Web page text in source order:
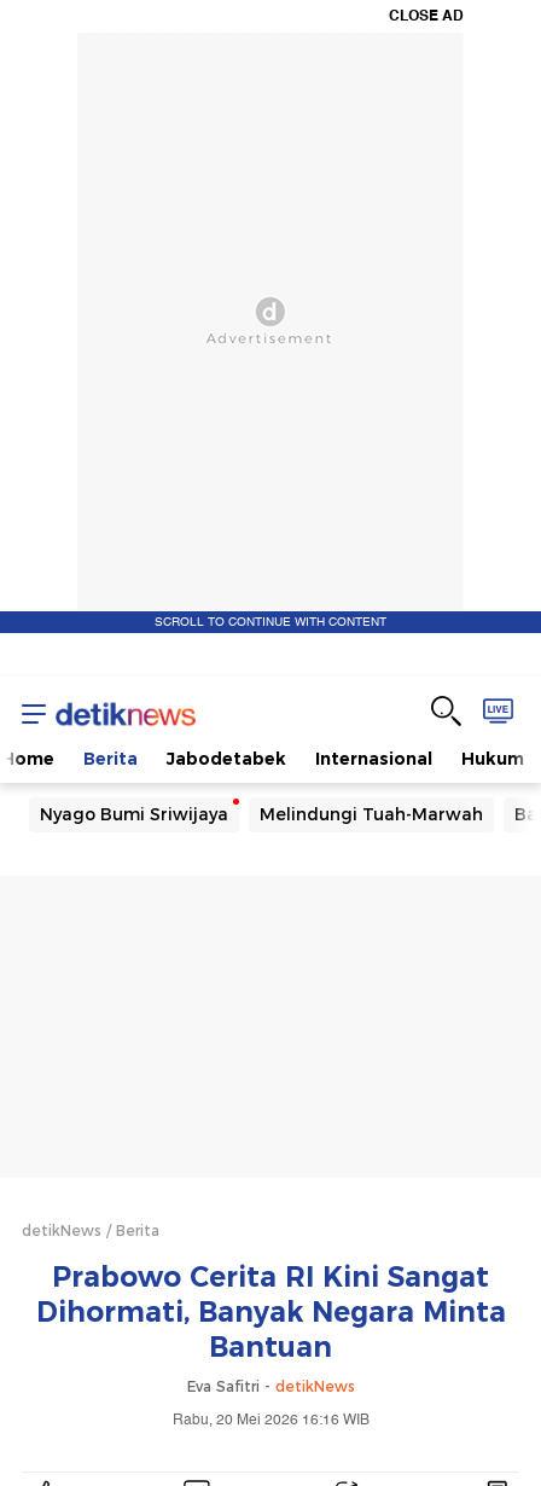
CLOSE AD
SCROLL TO CONTINUE WITH CONTENT
Home Berita Jabodetabek Internasional Hukum
Nyago Bumi Sriwijaya Melindungi Tuah-Marwah
detikNews Berita
Prabowo Cerita RI Kini Sangat
Dihormati, Banyak Negara Minta
Bantuan
Eva Safitri - detikNews
Rabu, 20 Mei 2026 16:16 WIB